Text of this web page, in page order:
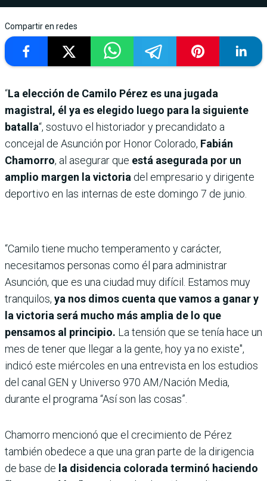
Compartir en redes
“La elección de Camilo Pérez es una jugada
magistral, él ya es elegido luego para la siguiente
batalla“, sostuvo el historiador y precandidato a
concejal de Asunción por Honor Colorado, Fabián
Chamorro, al asegurar que está asegurada por un
amplio margen la victoria del empresario y dirigente
deportivo en las internas de este domingo 7 de junio.
“Camilo tiene mucho temperamento y carácter,
necesitamos personas como él para administrar
Asunción, que es una ciudad muy difícil. Estamos muy
tranquilos, ya nos dimos cuenta que vamos a ganar y
la victoria será mucho más amplia de lo que
pensamos al principio. La tensión que se tenía hace un
mes de tener que llegar a la gente, hoy ya no existe",
indicó este miércoles en una entrevista en los estudios
del canal GEN y Universo 970 AM/Nación Media,
durante el programa “Así son las cosas”.
Chamorro mencionó que el crecimiento de Pérez
también obedece a que una gran parte de la dirigencia
de base de la disidencia colorada terminó haciendo